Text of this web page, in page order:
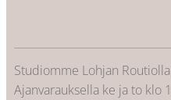
Studiomme Lohjan
Ajanvarauksella ke ja to klo